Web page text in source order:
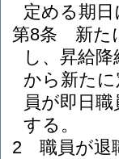
定める期
第8条
新た
し、昇給
から新た
員が即日
する。
2
職員が退